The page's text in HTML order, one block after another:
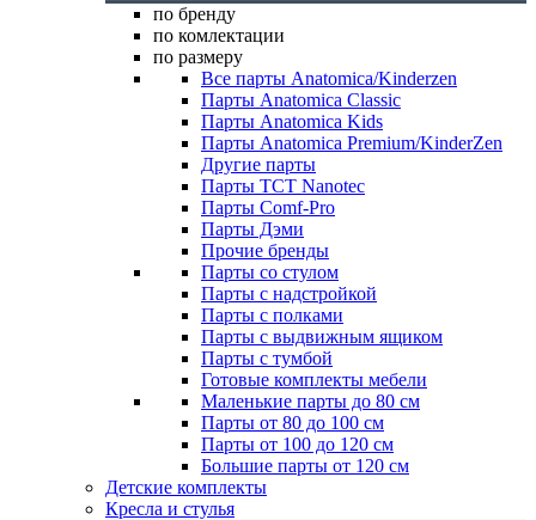
по бренду
по комлектации
по размеру
Все парты Anatomica/Kinderzen
Парты Anatomica Classic
Парты Anatomica Kids
Парты Anatomica Premium/KinderZen
Другие парты
Парты TCT Nanotec
Парты Comf-Pro
Парты Дэми
Прочие бренды
Парты со стулом
Парты с надстройкой
Парты с полками
Парты с выдвижным ящиком
Парты с тумбой
Готовые комплекты мебели
Маленькие парты до 80 см
Парты от 80 до 100 см
Парты от 100 до 120 см
Большие парты от 120 см
Детские комплекты
Кресла и стулья